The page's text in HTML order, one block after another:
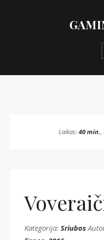
Laikas:40 min.,
Kategorija: Sriubos